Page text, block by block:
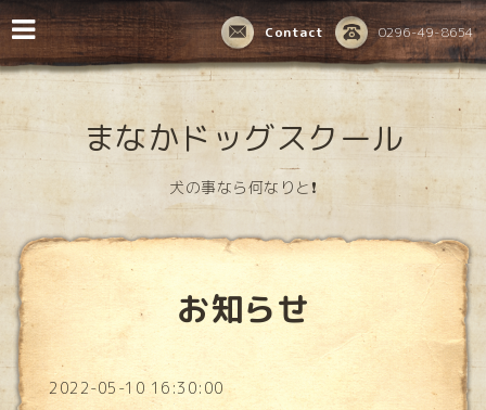
0296-49-8654
Contact
まなかドッグスクール
犬の事なら何なりと❗️
お知らせ
2022-05-10 16:30:00